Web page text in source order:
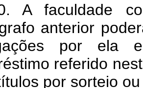
A faculdade
anterior
por ela
referido
por sorteio